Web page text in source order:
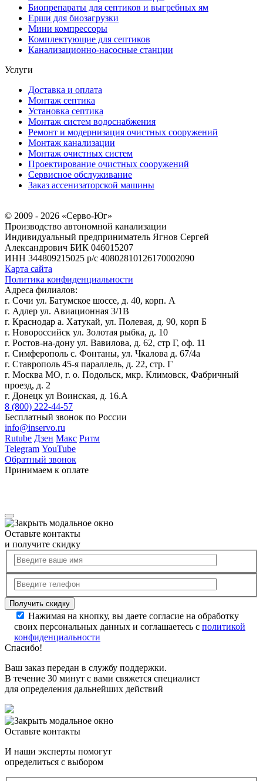
Биопрепараты для септиков и выгребных ям
Ерши для биозагрузки
Мини компрессоры
Комплектующие для септиков
Канализационно-насосные станции
Услуги
Доставка и оплата
Монтаж септика
Установка септика
Монтаж систем водоснабжения
Ремонт и модернизация очистных сооружений
Монтаж канализации
Монтаж очистных систем
Проектирование очистных сооружений
Сервисное обслуживание
Заказ ассенизаторской машины
© 2009 - 2026 «Серво-Юг»
Производство автономной канализации
Индивидуальный предприниматель Ягнов Сергей
Александрович БИК 046015207
ИНН 344809215025 р/с 40802810126170002090
Карта сайта
Политика конфиденциальности
Адреса филиалов:
г. Сочи ул. Батумское шоссе, д. 40, корп. А
г. Адлер ул. Авиационная 3/1В
г. Краснодар а. Хатукай, ул. Полевая, д. 90, корп Б
г. Новороссийск ул. Золотая рыбка, д. 10
г. Ростов-на-дону ул. Вавилова, д. 62, стр Г, оф. 11
г. Симферополь с. Фонтаны, ул. Чкалова д. 67/4а
г. Ставрополь 45-я параллель, д. 22, стр. Г
г. Москва МО, г. о. Подольск, мкр. Климовск, Фабричный
проезд, д. 2
г. Донецк ул Воинская, д. 16.А
8 (800) 222-44-57
Бесплатный звонок по России
info@inservo.ru
Rutube Дзен Макс Ритм
Telegram YouTube
Обратный звонок
Принимаем к оплате
Оставьте контакты
и получите скидку
Нажимая на кнопку, вы даете согласие на обработку
своих персональных данных и соглашаетесь с политикой
конфиденциальности
Спасибо!
Ваш заказ передан в службу поддержки.
В течение 30 минут с вами свяжется специалист
для определения дальнейших действий
Оставьте контакты
И наши эксперты помогут
определиться с выбором